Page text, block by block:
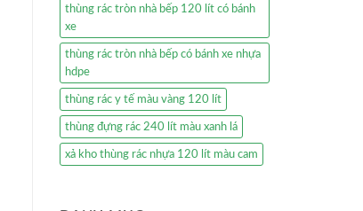
thùng rác tròn nhà bếp 120 lít có bánh
xe
thùng rác tròn nhà bếp có bánh xe nhựa
hdpe
thùng rác y tế màu vàng 120 lít
thùng đựng rác 240 lít màu xanh lá
xả kho thùng rác nhựa 120 lít màu cam